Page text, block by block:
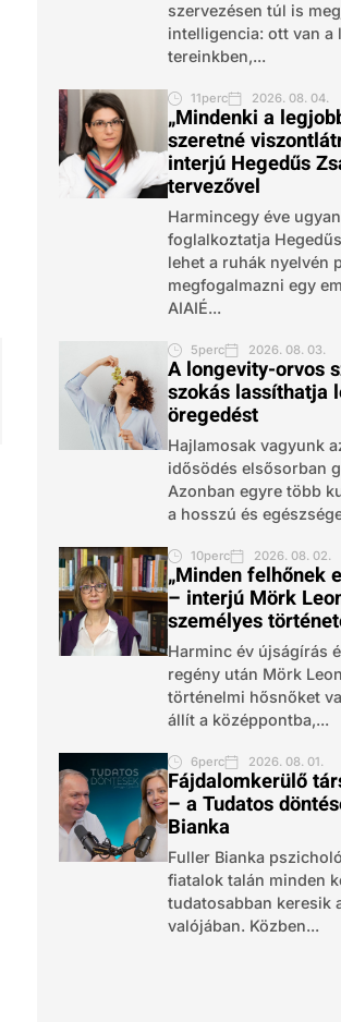
szervezésen túl is
intelligencia: ott van a
tereinkben,...
11perc 2026. 08. 04.
„Mindenki a
szeretné
interjú Hegedűs
tervezővel
Harmincegy éve
foglalkoztatja
lehet a ruhák nyelvén
megfogalmazni egy
AIAIÉ...
5perc 2026. 08. 03.
A longevity-orvos
szokás lassíthatja
öregedést
Hajlamosak vagyunk
idősödés elsősorban
Azonban egyre több
a hosszú és
10perc 2026. 08. 02.
„Minden felhőnek
– interjú Mörk
személyes
Harminc év újságírás
regény után Mörk
történelmi hősnőket
állít a középpontba,...
6perc 2026. 08. 01.
Fájdalomkerülő
– a Tudatos
Bianka
Fuller Bianka
fiatalok talán minden
tudatosabban keresik
valójában. Közben...